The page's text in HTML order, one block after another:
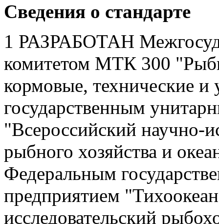
Сведения о стандарте
1 РАЗРАБОТАН
комитетом МТК 300
кормовые, технические
государственным
"Всероссийский научно-
рыбного хозяйства и
Федеральным
предприятием
исследовательский